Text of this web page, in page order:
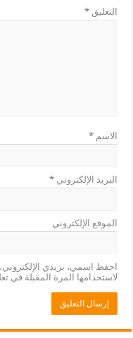
التعليق*
الاسم*
البريد الإلكتروني*
الموقع الإلكتروني
احفظ اسمي، بريدي
لاستخدامها المرة المقبلة في